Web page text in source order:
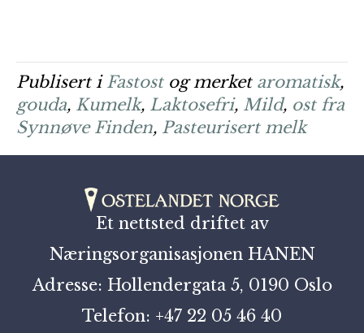
Publisert i Fastostog merket aromatisk,
gouda, Kumelk, Laktosefri, Mild, ost fra
Synnøve Finden, Pasteurisert melk
Et nettsted driftet av
Næringsorganisasjonen HANEN
Adresse: Hollendergata 5, 0190 Oslo
Telefon: +47 22 05 46 40